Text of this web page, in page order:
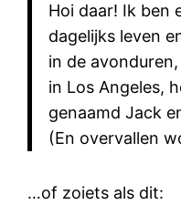
Hoi daar! Ik ben
dagelijks leven
in de
in Los Angeles,
genaamd Jack
(En overvallen
…of zoiets als dit: